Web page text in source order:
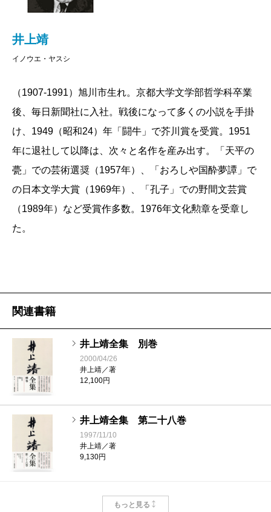
井上靖
イノウエ・ヤスシ
（1907-1991）旭川市生れ。京都大学文学部哲学科卒業
後、毎日新聞社に入社。戦後になって多くの小説を手掛
け、1949（昭和24）年「闘牛」で芥川賞を受賞。1951
年に退社して以降は、次々と名作を産み出す。「天平の
甍」での芸術選奨（1957年）、「おろしや国酔夢譚」で
の日本文学大賞（1969年）、「孔子」での野間文芸賞
（1989年）など受賞作多数。1976年文化勲章を受章し
た。
関連書籍
井上靖全集 別巻
2000/04/26
井上靖／著
12,100円
井上靖全集 第二十八巻
1997/11/10
井上靖／著
9,130円
井上靖全集 第二十七巻
もっと見る